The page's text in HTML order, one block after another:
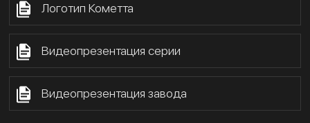
Логотип Кометта
Видеопрезентация серии
Видеопрезентация завода